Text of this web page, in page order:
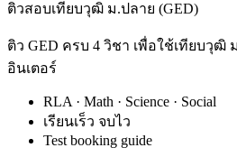
ติวสอบเทียบวุฒิ ม.ปลาย (GED)
ติว GED ครบ 4 วิชา เพื่อใช้เทียบวุฒิ
อินเตอร์
RLA · Math · Science · Social
เรียนเร็ว จบไว
Test booking guide